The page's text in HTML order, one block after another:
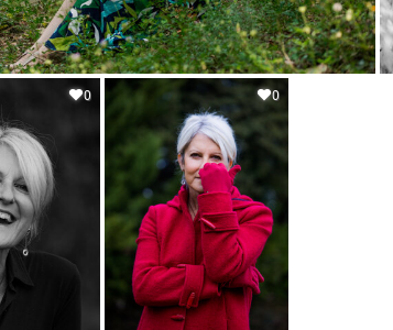
0 0